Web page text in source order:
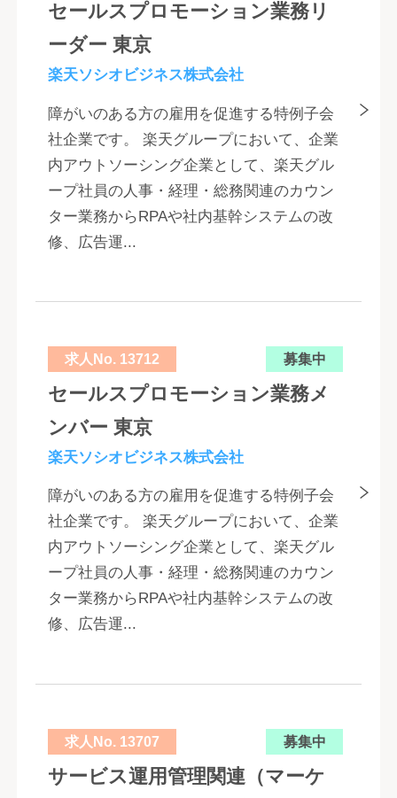
セールスプロモーション業務リ
ーダー 東京
楽天ソシオビジネス株式会社
障がいのある方の雇用を促進する特例子会
社企業です。 楽天グループにおいて、企業
内アウトソーシング企業として、楽天グル
ープ社員の人事・経理・総務関連のカウン
ター業務からRPAや社内基幹システムの改
修、広告運...
求人No. 13712 募集中
セールスプロモーション業務メ
ンバー 東京
楽天ソシオビジネス株式会社
障がいのある方の雇用を促進する特例子会
社企業です。 楽天グループにおいて、企業
内アウトソーシング企業として、楽天グル
ープ社員の人事・経理・総務関連のカウン
ター業務からRPAや社内基幹システムの改
修、広告運...
求人No. 13707 募集中
サービス運用管理関連（マーケ